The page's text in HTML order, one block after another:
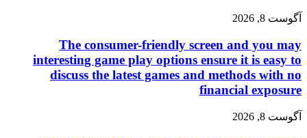
آگوست 8, 2026
The consumer-friendly screen and you may
interesting game play options ensure it is easy to
discuss the latest games and methods with no
financial exposure
آگوست 8, 2026